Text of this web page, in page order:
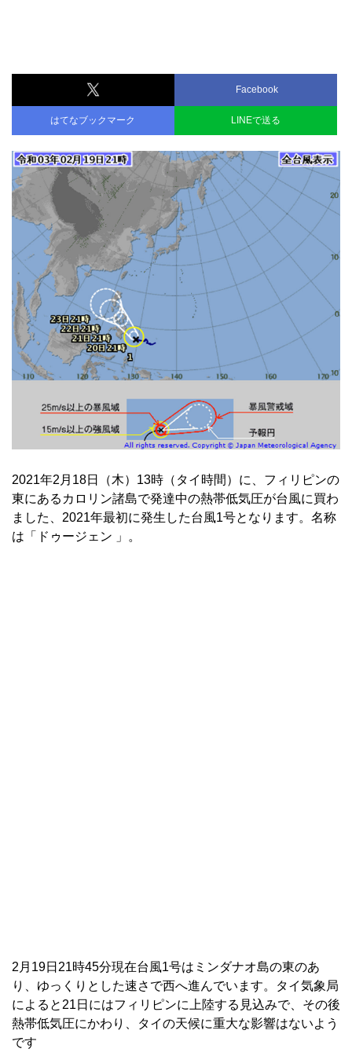
Facebook
はてなブックマーク LINEで送る
2021年2月18日（木）13時（タイ時間）に、フィリピンの
東にあるカロリン諸島で発達中の熱帯低気圧が台風に買わ
ました、2021年最初に発生した台風1号となります。名称
は「ドゥージェン 」。
2月19日21時45分現在台風1号はミンダナオ島の東のあ
り、ゆっくりとした速さで西へ進んでいます。タイ気象局
によると21日にはフィリピンに上陸する見込みで、その後
熱帯低気圧にかわり、タイの天候に重大な影響はないよう
です